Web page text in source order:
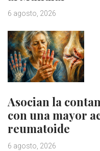
6 agosto, 2026
Asocian la
con una mayor
reumatoide
6 agosto, 2026